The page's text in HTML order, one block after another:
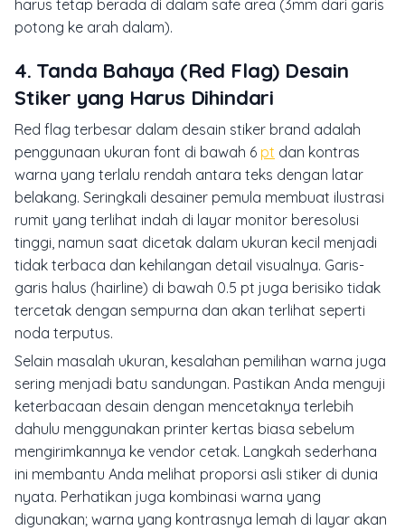
harus tetap berada di dalam safe area (3mm dari garis
potong ke arah dalam).
4. Tanda Bahaya (Red Flag) Desain
Stiker yang Harus Dihindari
Red flag terbesar dalam desain stiker brand adalah
penggunaan ukuran font di bawah 6 pt dan kontras
warna yang terlalu rendah antara teks dengan latar
belakang. Seringkali desainer pemula membuat ilustrasi
rumit yang terlihat indah di layar monitor beresolusi
tinggi, namun saat dicetak dalam ukuran kecil menjadi
tidak terbaca dan kehilangan detail visualnya. Garis-
garis halus (hairline) di bawah 0.5 pt juga berisiko tidak
tercetak dengan sempurna dan akan terlihat seperti
noda terputus.
Selain masalah ukuran, kesalahan pemilihan warna juga
sering menjadi batu sandungan. Pastikan Anda menguji
keterbacaan desain dengan mencetaknya terlebih
dahulu menggunakan printer kertas biasa sebelum
mengirimkannya ke vendor cetak. Langkah sederhana
ini membantu Anda melihat proporsi asli stiker di dunia
nyata. Perhatikan juga kombinasi warna yang
digunakan; warna yang kontrasnya lemah di layar akan